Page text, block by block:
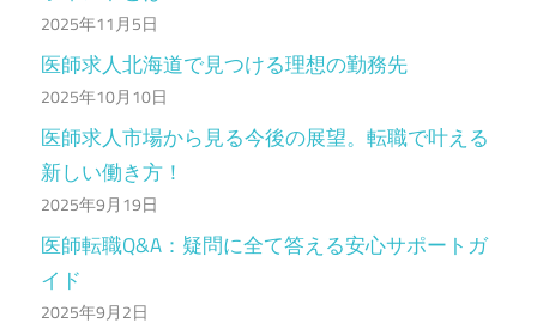
2025年11月5日
医師求人北海道で見つける理想の勤務先
2025年10月10日
医師求人市場から見る今後の展望。転職で叶える
新しい働き方！
2025年9月19日
医師転職Q&A：疑問に全て答える安心サポートガ
イド
2025年9月2日